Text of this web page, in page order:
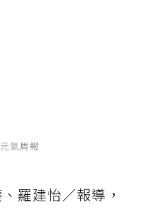
氣周報
羅建怡／報導，